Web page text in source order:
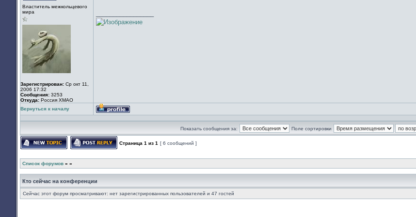
в
Властитель межкольцевого
мира
Зарегистрирован: Ср окт 11,
2006 17:32
Сообщения: 3253
Откуда: Россия ХМАО
Вернуться к началу
Профиль
Показать сообщения за: Поле сортировки
Страница 1 из 1 [ 6 сообщений ]
Список форумов » »
Кто сейчас на конференции
Сейчас этот форум просматривают: нет зарегистрированных пользователей и 47 гостей